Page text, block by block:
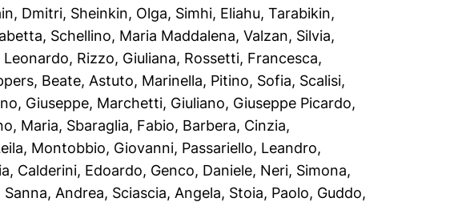
Dmitri, Sheinkin, Olga, Simhi, Eliahu,Tarabikin,
, Schellino, Maria Maddalena,Valzan, Silvia,
Leonardo, Rizzo, Giuliana, Rossetti, Francesca,
Beate, Astuto, Marinella, Pitino, Sofia, Scalisi,
Giuseppe, Marchetti, Giuliano, Giuseppe Picardo,
Maria, Sbaraglia, Fabio, Barbera, Cinzia,
, Montobbio, Giovanni, Passariello, Leandro,
, Calderini, Edoardo, Genco, Daniele, Neri, Simona,
Sanna, Andrea, Sciascia, Angela, Stoia, Paolo, Guddo,